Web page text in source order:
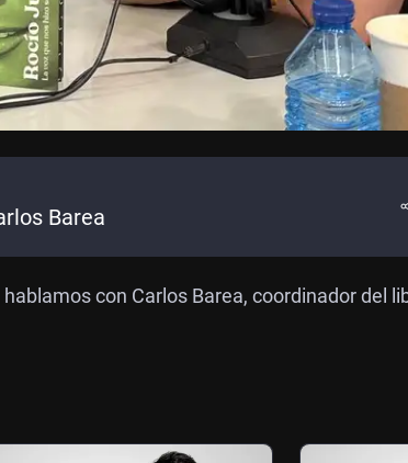
Barea
con Carlos Barea, coordinador del